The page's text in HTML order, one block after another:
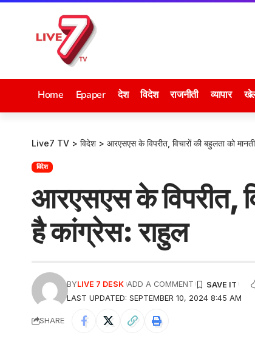
Home Epaper देश विदेश राजनीती व्यापार
Live7 TV > विदेश > आरएसएस के विपरीत, विचारों की बहुलता को
विदेश
आरएसएस के विपरीत,
है कांग्रेस: राहुल
LAST UPDATED: SEPTEMBER 10, 2024 8:45 AM
BYLIVE 7 DESK ADD A COMMENT
SHARE